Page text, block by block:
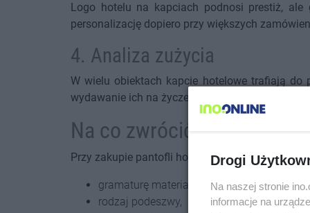
Logo hotelu na kapciach podnosi prestiż, ale
personalizację dopiero przy większych
4. Analiza zużycia
W wielu obiektach kapcie hotelowe trafiają do
wydawanie ich na życzenie gościa lub przy
Na co zwrócić uwagę przy
Przy zakupie pantofli hotelowych warto
gramaturę materiału,
rodzaj podeszwy,
Drogi
Na naszej stronie
informacje na